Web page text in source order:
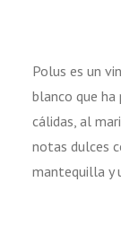
Polus es un
blanco que ha
cálidas, al
notas dulces
mantequilla y